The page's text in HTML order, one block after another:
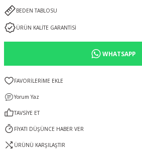
BEDEN TABLOSU
ÜRÜN KALİTE GARANTİSİ
WHATSAPP
Yorum Yaz
TAVSİYE ET
FİYATI DÜŞÜNCE HABER VER
ÜRÜNÜ KARŞILAŞTIR